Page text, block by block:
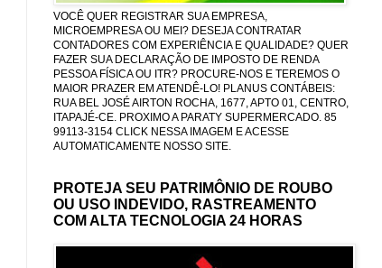
VOCÊ QUER REGISTRAR SUA EMPRESA,
MICROEMPRESA OU MEI? DESEJA CONTRATAR
CONTADORES COM EXPERIÊNCIA E QUALIDADE? QUER
FAZER SUA DECLARAÇÃO DE IMPOSTO DE RENDA
PESSOA FÍSICA OU ITR? PROCURE-NOS E TEREMOS O
MAIOR PRAZER EM ATENDÊ-LO! PLANUS CONTÁBEIS:
RUA BEL JOSÉ AIRTON ROCHA, 1677, APTO 01, CENTRO,
ITAPAJÉ-CE. PROXIMO A PARATY SUPERMERCADO. 85
99113-3154 CLICK NESSA IMAGEM E ACESSE
AUTOMATICAMENTE NOSSO SITE.
PROTEJA SEU PATRIMÔNIO DE ROUBO
OU USO INDEVIDO, RASTREAMENTO
COM ALTA TECNOLOGIA 24 HORAS